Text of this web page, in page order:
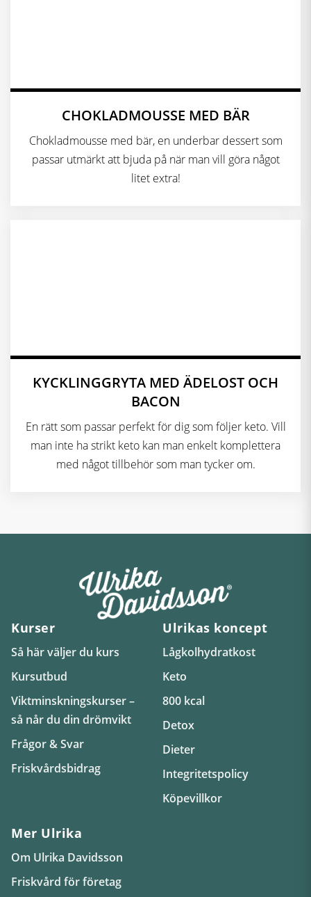
CHOKLADMOUSSE MED BÄR
Chokladmousse med bär, en underbar dessert som
passar utmärkt att bjuda på när man vill göra något
litet extra!
KYCKLINGGRYTA MED ÄDELOST OCH
BACON
En rätt som passar perfekt för dig som följer keto. Vill
man inte ha strikt keto kan man enkelt komplettera
med något tillbehör som man tycker om.
Kurser
Så här väljer du kurs
Kursutbud
Viktminskningskurser –
så når du din drömvikt
Frågor & Svar
Friskvårdsbidrag
Ulrikas koncept
Lågkolhydratkost
Keto
800 kcal
Detox
Dieter
Integritetspolicy
Köpevillkor
Mer Ulrika
Om Ulrika Davidsson
Friskvård för företag